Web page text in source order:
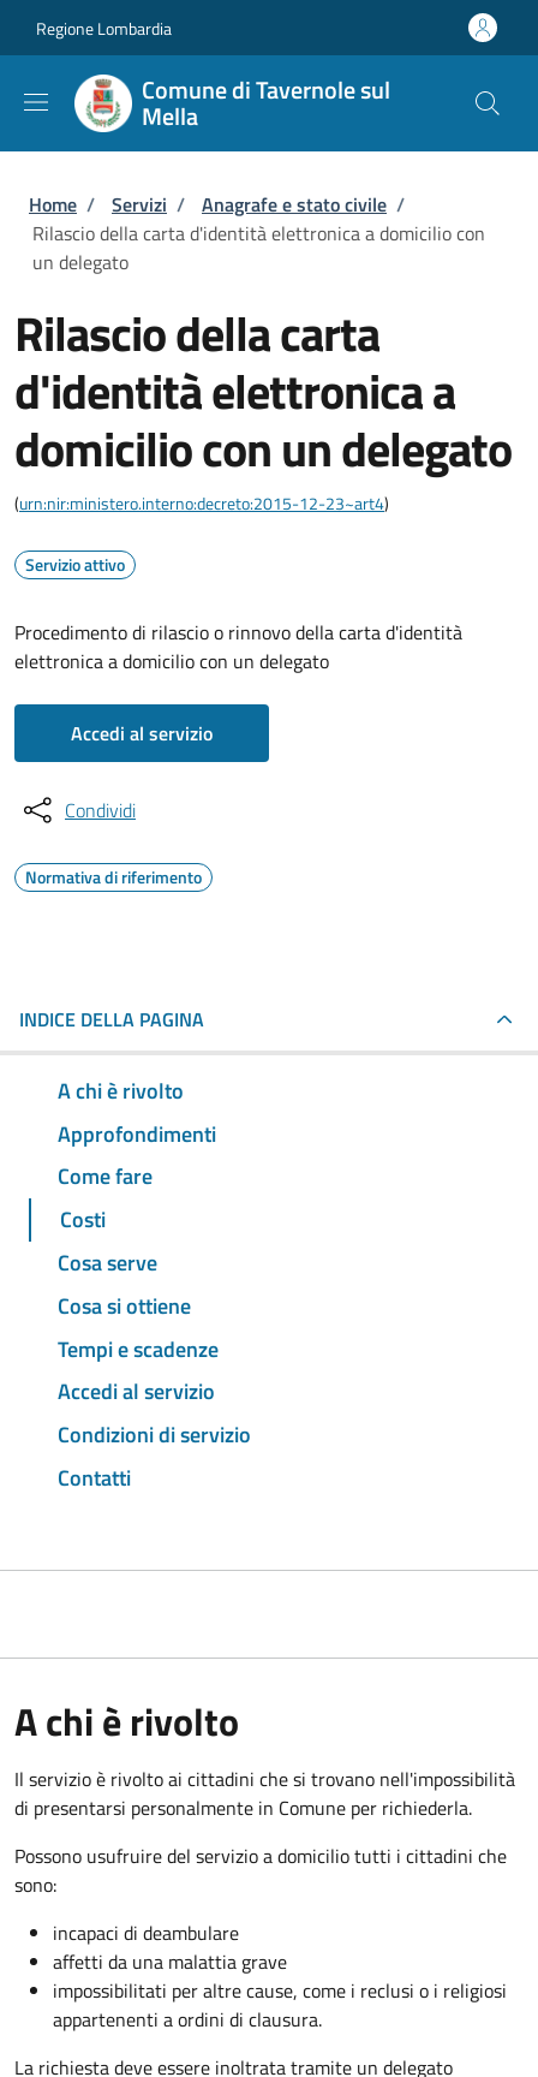
Regione Lombardia
Comune di Tavernole sul
Mella
Briciole di pane
Home / Servizi / Anagrafe e stato civile /
Rilascio della carta d'identità elettronica a domicilio con
un delegato
Rilascio della carta
d'identità elettronica a
domicilio con un delegato
(urn:nir:ministero.interno:decreto:2015-12-23~art4)
Servizio attivo
Procedimento di rilascio o rinnovo della carta d'identità
elettronica a domicilio con un delegato
Accedi al servizio
Condividi
Normativa di riferimento
INDICE DELLA PAGINA
A chi è rivolto
Approfondimenti
Come fare
Costi
Cosa serve
Cosa si ottiene
Tempi e scadenze
Accedi al servizio
Condizioni di servizio
Contatti
A chi è rivolto
Il servizio è rivolto ai cittadini che si trovano nell'impossibilità
di presentarsi personalmente in Comune per richiederla.
Possono usufruire del servizio a domicilio tutti i cittadini che
sono:
incapaci di deambulare
affetti da una malattia grave
impossibilitati per altre cause, come i reclusi o i religiosi
appartenenti a ordini di clausura.
La richiesta deve essere inoltrata tramite un delegato